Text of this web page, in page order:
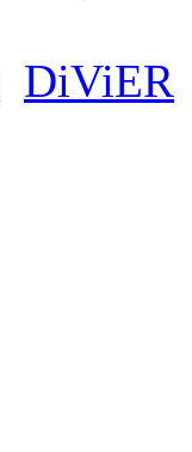
DiViER